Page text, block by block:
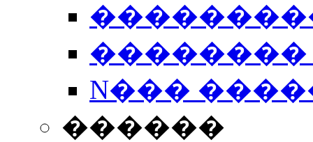
��������
N���
������